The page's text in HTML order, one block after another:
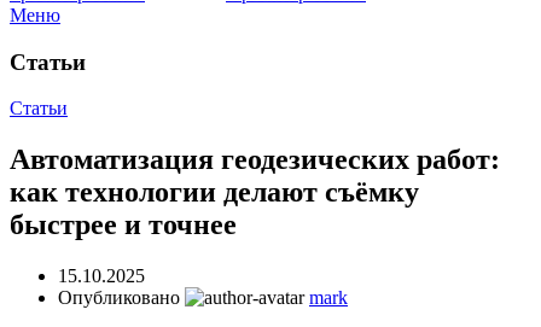
Меню
Статьи
Статьи
Автоматизация геодезических работ:
как технологии делают съёмку
быстрее и точнее
15.10.2025
Опубликовано
mark